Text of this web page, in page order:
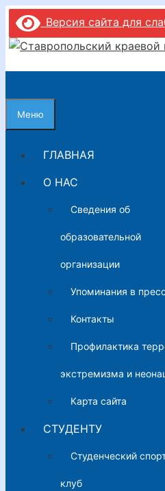
Перейти
содержимому
Версия сайта для
Меню
ГЛАВНАЯ
О НАС
Сведения об
образовательной
организации
Упоминания в
Контакты
Профилактика
экстремизма и
Карта сайта
СТУДЕНТУ
Студенческий
клуб